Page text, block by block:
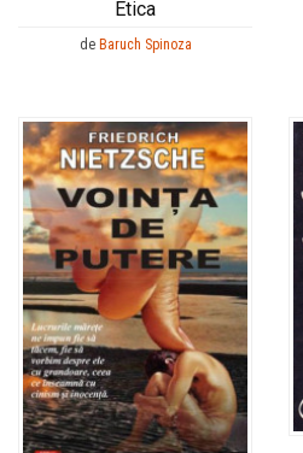
Etica
de Baruch Spinoza